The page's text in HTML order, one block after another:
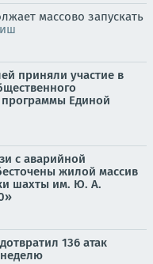
массово запускать
приняли участие в
Единой
с аварийной
жилой массив
шахты им. Ю. А.
136 атак